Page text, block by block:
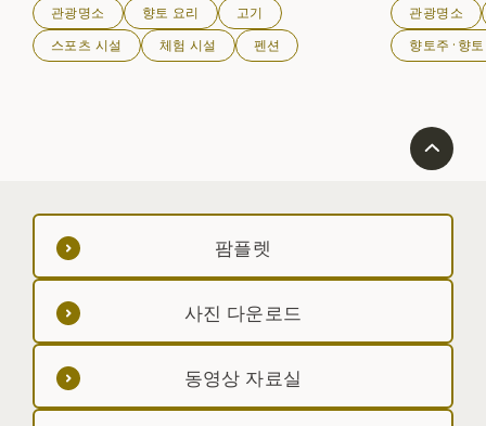
관광명소 향토 요리
고기
스포츠 시설
체험 시설 펜션
관광명소
향토주·향
팜플렛
사진 다운로드
동영상 자료실